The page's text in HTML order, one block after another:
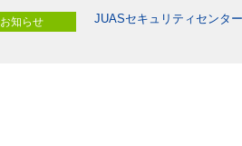
お知らせ JUASセキュリティセンタ